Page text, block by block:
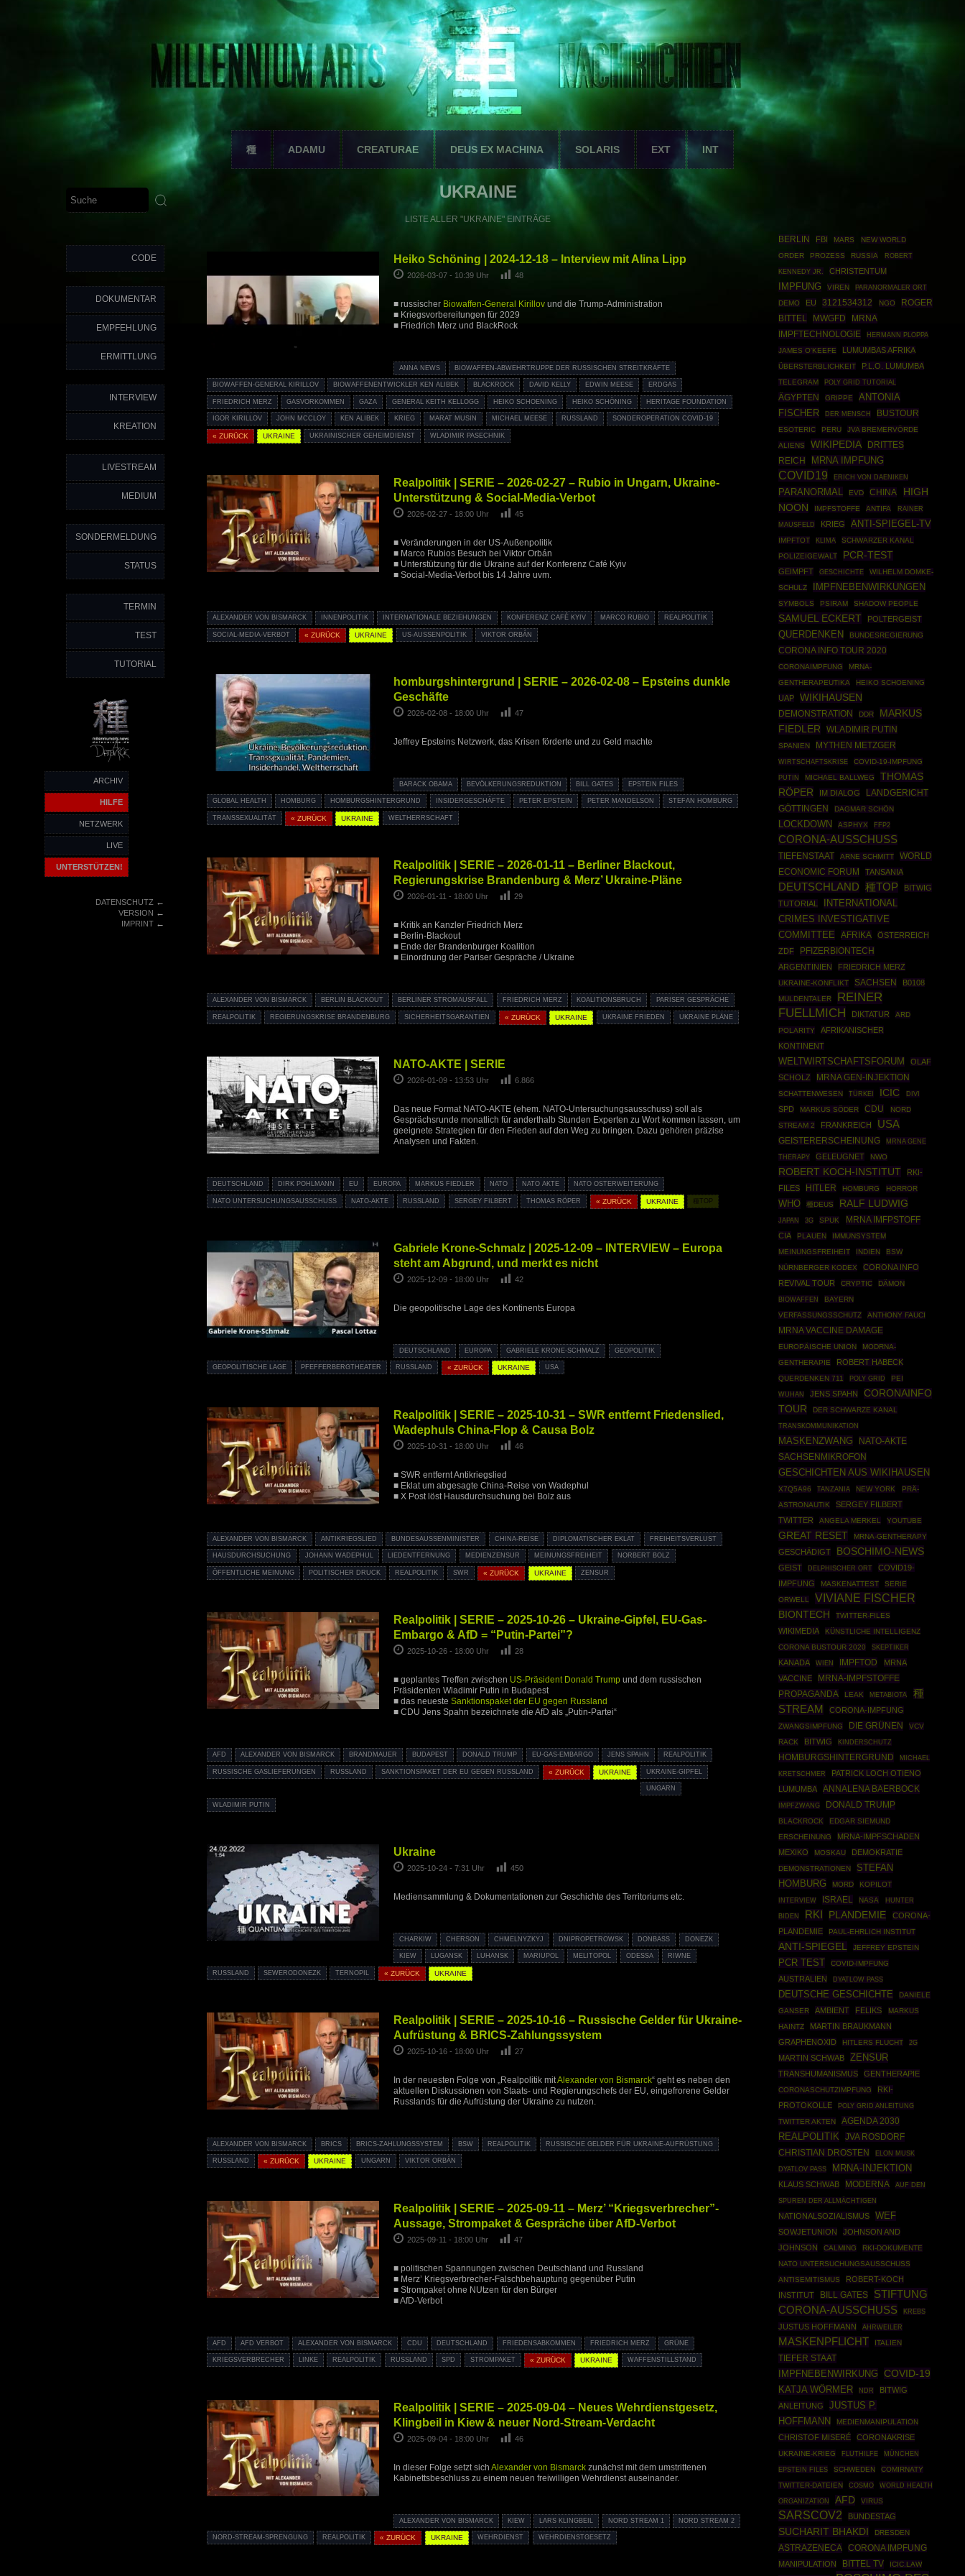
種 ADAMU CREATURAE DEUS EX MACHINA SOLARIS EXT INT
CODE
DOKUMENTAR
EMPFEHLUNG
ERMITTLUNG
INTERVIEW
KREATION
LIVESTREAM
MEDIUM
SONDERMELDUNG
STATUS
TERMIN
TEST
TUTORIAL
ARCHIV
HILFE
NETZWERK
LIVE
UNTERSTÜTZEN!
DATENSCHUTZ←
VERSION ←
IMPRINT←
UKRAINE
LISTE ALLER "UKRAINE" EINTRÄGE
Heiko Schöning | 2024-12-18 – Interview mit Alina Lipp
2026-03-07 - 10:39 Uhr 48
■ russischer Biowaffen-General Kirillovund die Trump-Administration
■ Kriegsvorbereitungen für 2029
■ Friedrich Merz und BlackRock
ANNA NEWS BIOWAFFEN-ABWEHRTRUPPE DER RUSSISCHEN STREITKRÄFTE
BIOWAFFEN-GENERAL KIRILLOV BIOWAFFENENTWICKLER KEN ALIBEK BLACKROCK DAVID KELLY EDWIN MEESE ERDGAS
FRIEDRICH MERZ GASVORKOMMEN GAZA GENERAL KEITH KELLOGG HEIKO SCHOENING HEIKO SCHÖNING HERITAGE FOUNDATION
IGOR KIRILLOV JOHN MCCLOY KEN ALIBEK KRIEG MARAT MUSIN MICHAEL MEESE RUSSLAND SONDEROPERATION COVID-19
« ZURÜCK UKRAINE UKRAINISCHER GEHEIMDIENST WLADIMIR PASECHNIK
Realpolitik | SERIE – 2026-02-27 – Rubio in Ungarn, Ukraine-
Unterstützung & Social-Media-Verbot
2026-02-27 - 18:00 Uhr 45
■ Veränderungen in der US-Außenpolitik
■ Marco Rubios Besuch bei Viktor Orbán
■ Unterstützung für die Ukraine auf der Konferenz Café Kyiv
■ Social-Media-Verbot bis 14 Jahre uvm.
ALEXANDER VON BISMARCK INNENPOLITIK INTERNATIONALE BEZIEHUNGEN KONFERENZ CAFÉ KYIV MARCO RUBIO REALPOLITIK
SOCIAL-MEDIA-VERBOT « ZURÜCK UKRAINE US-AUSSENPOLITIK VIKTOR ORBÁN
homburgshintergrund | SERIE – 2026-02-08 – Epsteins dunkle
Geschäfte
2026-02-08 - 18:00 Uhr 47
Jeffrey Epsteins Netzwerk, das Krisen förderte und zu Geld machte
BARACK OBAMA BEVÖLKERUNGSREDUKTION BILL GATES EPSTEIN FILES
GLOBAL HEALTH HOMBURG HOMBURGSHINTERGRUND INSIDERGESCHÄFTE PETER EPSTEIN PETER MANDELSON STEFAN HOMBURG
TRANSSEXUALITÄT « ZURÜCK UKRAINE WELTHERRSCHAFT
Realpolitik | SERIE – 2026-01-11 – Berliner Blackout,
Regierungskrise Brandenburg & Merz’ Ukraine-Pläne
2026-01-11 - 18:00 Uhr 29
■ Kritik an Kanzler Friedrich Merz
■ Berlin-Blackout
■ Ende der Brandenburger Koalition
■ Einordnung der Pariser Gespräche / Ukraine
ALEXANDER VON BISMARCK BERLIN BLACKOUT BERLINER STROMAUSFALL FRIEDRICH MERZ KOALITIONSBRUCH PARISER GESPRÄCHE
REALPOLITIK REGIERUNGSKRISE BRANDENBURG SICHERHEITSGARANTIEN « ZURÜCK UKRAINE UKRAINE FRIEDEN UKRAINE PLÄNE
NATO-AKTE | SERIE
2026-01-09 - 13:53 Uhr 6.866
Das neue Format NATO-AKTE (ehem. NATO-Untersuchungsausschuss) soll als
Gesprächsrunde monatlich für anderthalb Stunden Experten zu Wort kommen lassen, um
geeignete Strategien für den Frieden auf den Weg zu bringen. Dazu gehören präzise
Analysen und Fakten.
DEUTSCHLAND DIRK POHLMANN EU EUROPA MARKUS FIEDLER NATO NATO AKTE NATO OSTERWEITERUNG
NATO UNTERSUCHUNGSAUSSCHUSS NATO-AKTE RUSSLAND SERGEY FILBERT THOMAS RÖPER « ZURÜCK UKRAINE 種TOP
Gabriele Krone-Schmalz | 2025-12-09 – INTERVIEW – Europa
steht am Abgrund, und merkt es nicht
2025-12-09 - 18:00 Uhr 42
Die geopolitische Lage des Kontinents Europa
DEUTSCHLAND EUROPA GABRIELE KRONE-SCHMALZ GEOPOLITIK
GEOPOLITISCHE LAGE PFEFFERBERGTHEATER RUSSLAND « ZURÜCK UKRAINE USA
Realpolitik | SERIE – 2025-10-31 – SWR entfernt Friedenslied,
Wadephuls China-Flop & Causa Bolz
2025-10-31 - 18:00 Uhr 46
■ SWR entfernt Antikriegslied
■ Eklat um abgesagte China-Reise von Wadephul
■ X Post löst Hausdurchsuchung bei Bolz aus
ALEXANDER VON BISMARCK ANTIKRIEGSLIED BUNDESAUSSENMINISTER CHINA-REISE DIPLOMATISCHER EKLAT FREIHEITSVERLUST
HAUSDURCHSUCHUNG JOHANN WADEPHUL LIEDENTFERNUNG MEDIENZENSUR MEINUNGSFREIHEIT NORBERT BOLZ
ÖFFENTLICHE MEINUNG POLITISCHER DRUCK REALPOLITIK SWR « ZURÜCK UKRAINE ZENSUR
Realpolitik | SERIE – 2025-10-26 – Ukraine-Gipfel, EU-Gas-
Embargo & AfD = “Putin-Partei”?
2025-10-26 - 18:00 Uhr 28
■ geplantes Treffen zwischen US-Präsident Donald Trumpund dem russischen
Präsidenten Wladimir Putin in Budapest
■ das neueste Sanktionspaket der EU gegen Russland
■ CDU Jens Spahn bezeichnete die AfD als „Putin-Partei“
AFD ALEXANDER VON BISMARCK BRANDMAUER BUDAPEST DONALD TRUMP EU-GAS-EMBARGO JENS SPAHN REALPOLITIK
RUSSISCHE GASLIEFERUNGEN RUSSLAND SANKTIONSPAKET DER EU GEGEN RUSSLAND « ZURÜCK UKRAINE UKRAINE-GIPFEL
UNGARN
WLADIMIR PUTIN
Ukraine
2025-10-24 - 7:31 Uhr 450
Mediensammlung & Dokumentationen zur Geschichte des Territoriums etc.
CHARKIW CHERSON CHMELNYZKYJ DNIPROPETROWSK DONBASS DONEZK
KIEW LUGANSK LUHANSK MARIUPOL MELITOPOL ODESSA RIWNE
RUSSLAND SEWERODONEZK TERNOPIL « ZURÜCK UKRAINE
Realpolitik | SERIE – 2025-10-16 – Russische Gelder für Ukraine-
Aufrüstung & BRICS-Zahlungssystem
2025-10-16 - 18:00 Uhr 27
In der neuesten Folge von „Realpolitik mitAlexander von Bismarck“ geht es neben den
aktuellen Diskussionen von Staats- und Regierungschefs der EU, eingefrorene Gelder
Russlands für die Aufrüstung der Ukraine zu nutzen.
ALEXANDER VON BISMARCK BRICS BRICS-ZAHLUNGSSYSTEM BSW REALPOLITIK RUSSISCHE GELDER FÜR UKRAINE-AUFRÜSTUNG
RUSSLAND « ZURÜCK UKRAINE UNGARN VIKTOR ORBÁN
Realpolitik | SERIE – 2025-09-11 – Merz’ “Kriegsverbrecher”-
Aussage, Strompaket & Gespräche über AfD-Verbot
2025-09-11 - 18:00 Uhr 47
■ politischen Spannungen zwischen Deutschland und Russland
■ Merz’ Kriegsverbrecher-Falschbehauptung gegenüber Putin
■ Strompaket ohne NUtzen für den Bürger
■ AfD-Verbot
AFD AFD VERBOT ALEXANDER VON BISMARCK CDU DEUTSCHLAND FRIEDENSABKOMMEN FRIEDRICH MERZ GRÜNE
KRIEGSVERBRECHER LINKE REALPOLITIK RUSSLAND SPD STROMPAKET « ZURÜCK UKRAINE WAFFENSTILLSTAND
Realpolitik | SERIE – 2025-09-04 – Neues Wehrdienstgesetz,
Klingbeil in Kiew & neuer Nord-Stream-Verdacht
2025-09-04 - 18:00 Uhr 46
In dieser Folge setzt sich Alexander von Bismarckzunächst mit dem umstrittenen
Kabinettsbeschluss zu einem neuen freiwilligen Wehrdienst auseinander.
ALEXANDER VON BISMARCK KIEW LARS KLINGBEIL NORD STREAM 1 NORD STREAM 2
NORD-STREAM-SPRENGUNG REALPOLITIK « ZURÜCK UKRAINE WEHRDIENST WEHRDIENSTGESETZ
BERLIN FBI MARS
NEW WORLD
ORDER
PROZESS RUSSIA
ROBERT
KENNEDY JR.
CHRISTENTUM
IMPFUNG VIREN PARANORMALER ORT
DEMO EU 3121534312 NGO
ROGER
BITTEL
MWGFD
MRNA
IMPFTECHNOLOGIE
HERMANN PLOPPA
JAMES O'KEEFE
LUMUMBAS AFRIKA
ÜBERSTERBLICHKEIT P.L.O. LUMUMBA
TELEGRAM POLY GRID TUTORIAL
ÄGYPTEN GRIPPE
ANTONIA
FISCHER
DER MENSCH BUSTOUR
ESOTERIC PERU
JVA BREMERVÖRDE
ALIENS
WIKIPEDIA
DRITTES
REICH
MRNA IMPFUNG
COVID19 ERICH VON DAENIKEN
PARANORMAL EVD CHINA
HIGH
NOON
IMPFSTOFFE ANTIFA
RAINER
MAUSFELD
KRIEG ANTI-SPIEGEL-TV
IMPFTOT KLIMA
SCHWARZER KANAL
POLIZEIGEWALT
PCR-TEST
GEIMPFT GESCHICHTE
WILHELM DOMKE-
SCHULZ
IMPFNEBENWIRKUNGEN
SYMBOLS PSIRAM SHADOW PEOPLE
SAMUEL ECKERT POLTERGEIST
QUERDENKEN BUNDESREGIERUNG
CORONA INFO TOUR 2020
CORONAIMPFUNG
MRNA-
GENTHERAPEUTIKA
HEIKO SCHOENING
UAP WIKIHAUSEN
DEMONSTRATION DDR
MARKUS
FIEDLER
WLADIMIR PUTIN
SPANIEN MYTHEN METZGER
WIRTSCHAFTSKRISE
COVID-19-IMPFUNG
PUTIN
MICHAEL BALLWEG
THOMAS
RÖPER
IM DIALOG
LANDGERICHT
GÖTTINGEN
DAGMAR SCHÖN
LOCKDOWN ASPHYX FFP2
CORONA-AUSSCHUSS
TIEFENSTAAT ARNE SCHMITT
WORLD
ECONOMIC FORUM
TANSANIA
DEUTSCHLAND 種TOP
BITWIG
TUTORIAL
INTERNATIONAL
CRIMES INVESTIGATIVE
COMMITTEE
AFRIKA
ÖSTERREICH
ZDF
PFIZERBIONTECH
ARGENTINIEN FRIEDRICH MERZ
UKRAINE-KONFLIKT SACHSEN B0108
MULDENTALER
REINER
FUELLMICH
DIKTATUR
ARD
POLARITY
AFRIKANISCHER
KONTINENT
WELTWIRTSCHAFTSFORUM
OLAF
SCHOLZ
MRNA GEN-INJEKTION
SCHATTENWESEN TÜRKEI ICIC DIVI
SPD MARKUS SÖDER CDU
NORD
STREAM 2
FRANKREICH USA
GEISTERERSCHEINUNG
MRNA GENE
THERAPY
GELEUGNET NWO
ROBERT KOCH-INSTITUT
RKI-
FILES
HITLER HOMBURG HORROR
WHO 種DEUS RALF LUDWIG
JAPAN 3G SPUK MRNA IMFPSTOFF
CIA PLAUEN
IMMUNSYSTEM
MEINUNGSFREIHEIT
INDIEN
BSW
NÜRNBERGER KODEX
CORONA INFO
REVIVAL TOUR
CRYPTIC
DÄMON
BIOWAFFEN
BAYERN
VERFASSUNGSSCHUTZ
ANTHONY FAUCI
MRNA VACCINE DAMAGE
EUROPÄISCHE UNION
MODRNA-
GENTHERAPIE
ROBERT HABECK
QUERDENKEN 711 POLY GRID PEI
WUHAN JENS SPAHN
CORONAINFO
TOUR
DER SCHWARZE KANAL
TRANSKOMMUNIKATION
MASKENZWANG NATO-AKTE
SACHSENMIKROFON
GESCHICHTEN AUS WIKIHAUSEN
X7Q5A96 TANZANIA NEW YORK
PRÄ-
ASTRONAUTIK
SERGEY FILBERT
TWITTER
ANGELA MERKEL YOUTUBE
GREAT RESET MRNA-GENTHERAPY
GESCHÄDIGT BOSCHIMO-NEWS
GEIST DELPHISCHER ORT
COVID19-
IMPFUNG
MASKENATTEST
SERIE
ORWELL
VIVIANE FISCHER
BIONTECH TWITTER-FILES
WIKIMEDIA
KÜNSTLICHE INTELLIGENZ
CORONA BUSTOUR 2020
SKEPTIKER
KANADA WIEN IMPFTOD
MRNA
VACCINE
MRNA-IMPFSTOFFE
PROPAGANDA
LEAK METABIOTA
種
STREAM
CORONA-IMPFUNG
ZWANGSIMPFUNG DIE GRÜNEN
VCV
RACK
BITWIG KINDERSCHUTZ
HOMBURGSHINTERGRUND MICHAEL
KRETSCHMER
PATRICK LOCH OTIENO
LUMUMBA
ANNALENA BAERBOCK
IMPFZWANG DONALD TRUMP
BLACKROCK
EDGAR SIEMUND
ERSCHEINUNG
MRNA-IMPFSCHADEN
MEXIKO
MOSKAU DEMOKRATIE
DEMONSTRATIONEN
STEFAN
HOMBURG
MORD KOPILOT
INTERVIEW ISRAEL NASA HUNTER
BIDEN RKI PLANDEMIE
CORONA-
PLANDEMIE
PAUL-EHRLICH INSTITUT
ANTI-SPIEGEL JEFFREY EPSTEIN
PCR TEST COVID-IMPFUNG
AUSTRALIEN DYATLOW PASS
DEUTSCHE GESCHICHTE
DANIELE
GANSER
AMBIENT FELIKS
MARKUS
HAINTZ
MARTIN BRAUKMANN
GRAPHENOXID
HITLERS FLUCHT 2G
MARTIN SCHWAB ZENSUR
TRANSHUMANISMUS GENTHERAPIE
CORONASCHUTZIMPFUNG
RKI-
PROTOKOLLE
POLY GRID ANLEITUNG
TWITTER AKTEN
AGENDA 2030
REALPOLITIK JVA ROSDORF
CHRISTIAN DROSTEN ELON MUSK
DYATLOV PASS MRNA-INJEKTION
KLAUS SCHWAB MODERNA AUF DEN
SPUREN DER ALLMÄCHTIGEN
NATIONALSOZIALISMUS WEF
SOWJETUNION
JOHNSON AND
JOHNSON
CALMING
RKI-DOKUMENTE
NATO UNTERSUCHUNGSAUSSCHUSS
ANTISEMITISMUS
ROBERT-KOCH
INSTITUT
BILL GATES
STIFTUNG
CORONA-AUSSCHUSS
KREBS
JUSTUS HOFFMANN AHRWEILER
MASKENPFLICHT ITALIEN
TIEFER STAAT
IMPFNEBENWIRKUNG COVID-19
KATJA WÖRMER NDR
BITWIG
ANLEITUNG
JUSTUS P.
HOFFMANN
MEDIENMANIPULATION
CHRISTOF MISERÉ CORONAKRISE
UKRAINE-KRIEG FLUTHILFE
MÜNCHEN
EPSTEIN FILES
SCHWEDEN
COMIRNATY
TWITTER-DATEIEN
COSMO
WORLD HEALTH
ORGANIZATION
AFD VIRUS
SARSCOV2 BUNDESTAG
SUCHARIT BHAKDI DRESDEN
ASTRAZENECA
CORONA IMPFUNG
MANIPULATION
BITTEL TV ICIC.LAW